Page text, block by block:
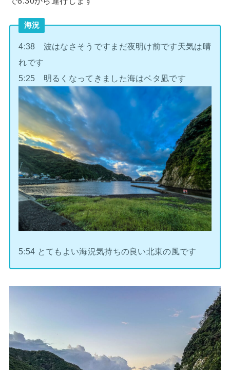
海況
4:38 波はなさそうですまだ夜明け前です天気は晴
れです
5:25 明るくなってきました海はベタ凪です
5:54 とてもよい海況気持ちの良い北東の風です